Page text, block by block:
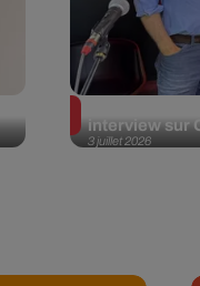
3 juillet 2026
interview sur